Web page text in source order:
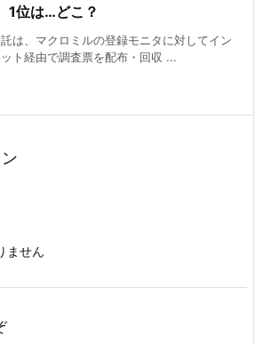
1位は…どこ？
は、マクロミルの登録モニタに対してイン
ト経由で調査票を配布・回収 ...
ません